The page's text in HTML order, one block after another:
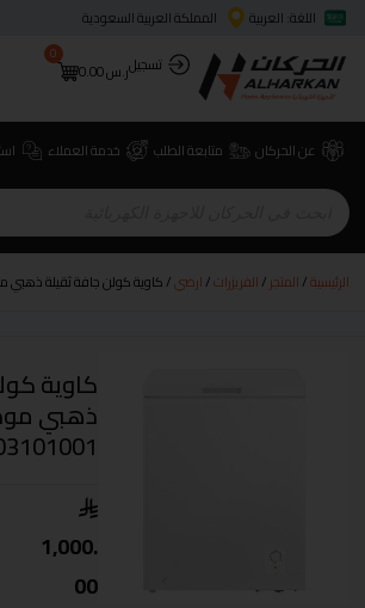
اللغة: العربية
المملكة العربية السعودية
تسجيلر.س0.00
0
عن الحركان متابعة الطلب خدمة العملاء
الرئيسية/المتجر/الفريزرات/ارضي/ كاوية كولن جافة ثقيلة ذهبي موديل
كاوية
ذهبي
1,000.
00